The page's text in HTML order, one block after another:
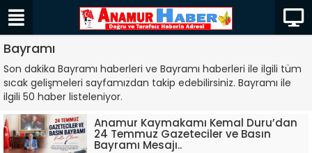
Bayramı
Son dakika Bayramı haberleri ve Bayramı haberleri ile ilgili tüm
sıcak gelişmeleri sayfamızdan takip edebilirsiniz. Bayramı ile
ilgili 50 haber listeleniyor.
Anamur Kaymakamı Kemal Duru’dan
24 Temmuz Gazeteciler ve Basın
Bayramı Mesajı..